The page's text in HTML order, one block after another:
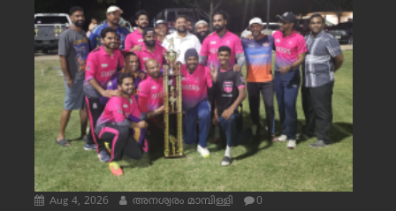
Aug 4, 2026 അനശ്വരം മാമ്പിള്ളി 0